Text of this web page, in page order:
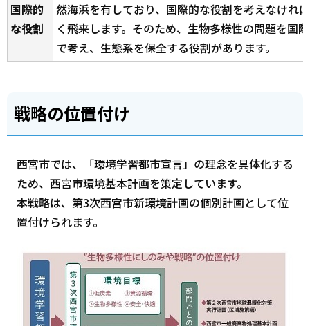
国際的
な役割
然海浜を有しており、国際的な役割を考えなけれ
く飛来します。そのため、生物多様性の問題を国
で考え、生態系を保全する役割があります。
戦略の位置付け
西宮市では、「環境学習都市宣言」の理念を具体化する
ため、西宮市環境基本計画を策定しています。
本戦略は、第3次西宮市新環境計画の個別計画として位
置付けられます。